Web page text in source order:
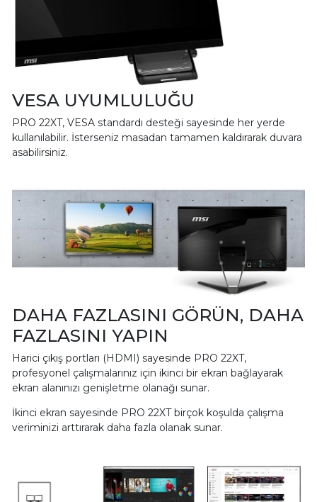
VESA UYUMLULUĞU
PRO 22XT, VESA standardı desteği sayesinde her yerde
kullanılabilir. İsterseniz masadan tamamen kaldırarak duvara
asabilirsiniz.
DAHA FAZLASINI GÖRÜN, DAHA
FAZLASINI YAPIN
Harici çıkış portları (HDMI) sayesinde PRO 22XT,
profesyonel çalışmalarınız için ikinci bir ekran bağlayarak
ekran alanınızı genişletme olanağı sunar.
İkinci ekran sayesinde PRO 22XT birçok koşulda çalışma
veriminizi arttırarak daha fazla olanak sunar.